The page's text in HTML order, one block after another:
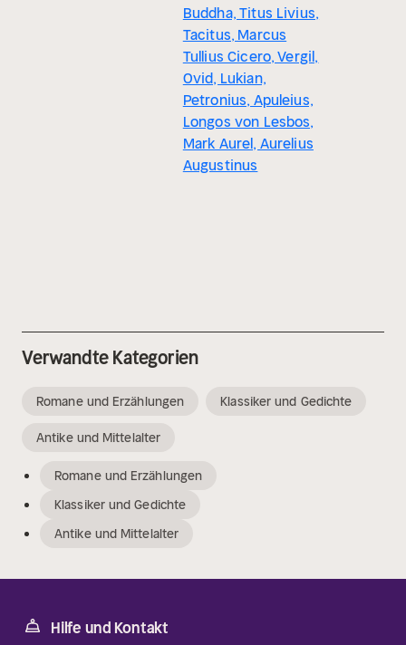
Buddha, Titus Livius,
Tacitus, Marcus
Tullius Cicero, Vergil,
Ovid, Lukian,
Petronius, Apuleius,
Longos von Lesbos,
Mark Aurel, Aurelius
Augustinus
Verwandte Kategorien
Romane und Erzählungen Klassiker und Gedichte
Antike und Mittelalter
Romane und Erzählungen
Klassiker und Gedichte
Antike und Mittelalter
Hilfe und Kontakt